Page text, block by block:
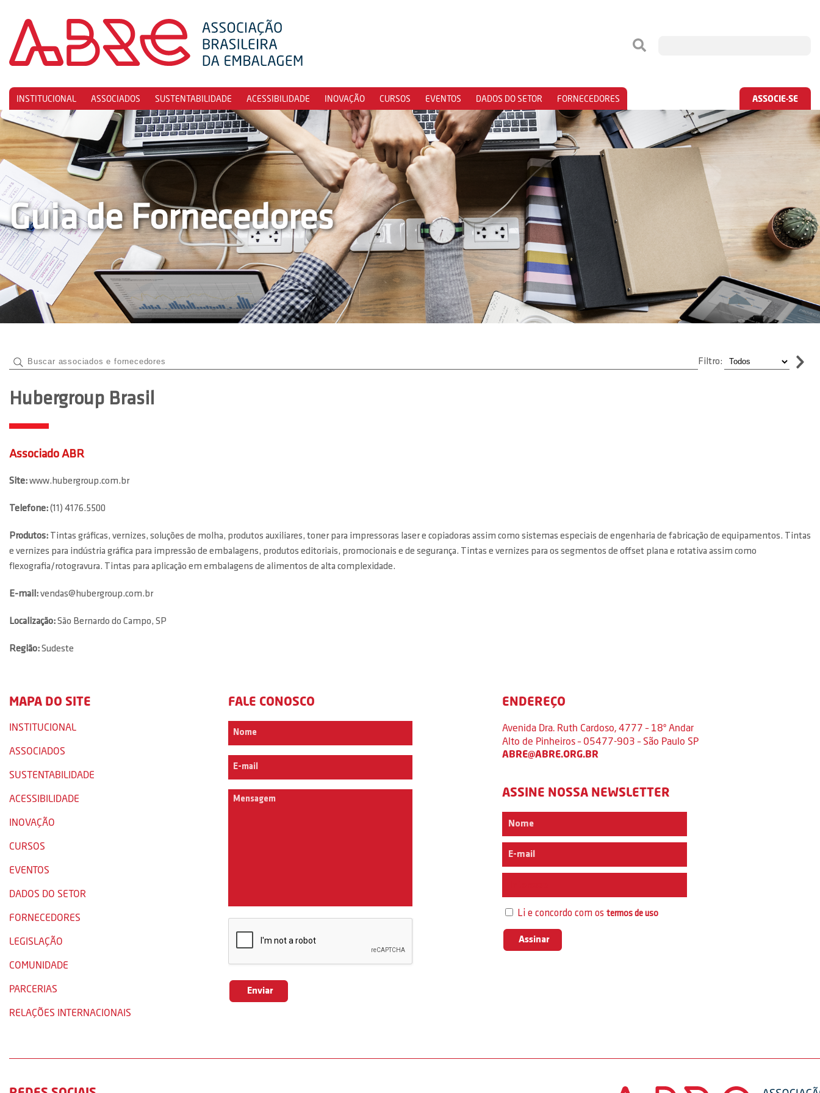
INSTITUCIONAL ASSOCIADOS SUSTENTABILIDADE ACESSIBILIDADE INOVAÇÃO CURSOS EVENTOS DADOS DO SETOR FORNECEDORES ASSOCIE-SE
Guia de Fornecedores
Filtro:
Hubergroup Brasil
Associado ABR
Site:www.hubergroup.com.br
Telefone:(11) 4176.5500
Produtos: Tintas gráficas, vernizes, soluções de molha, produtos auxiliares, toner para impressoras laser e copiadoras assim como sistemas especiais de engenharia de fabricação de equipamentos. Tintas
e vernizes para indústria gráfica para impressão de embalagens, produtos editoriais, promocionais e de segurança. Tintas e vernizes para os segmentos de offset plana e rotativa assim como
flexografia/rotogravura. Tintas para aplicação em embalagens de alimentos de alta complexidade.
E-mail:vendas@hubergroup.com.br
Localização:São Bernardo do Campo, SP
Região:Sudeste
MAPA DO SITE
INSTITUCIONAL
ASSOCIADOS
SUSTENTABILIDADE
ACESSIBILIDADE
INOVAÇÃO
CURSOS
EVENTOS
DADOS DO SETOR
FORNECEDORES
LEGISLAÇÃO
COMUNIDADE
PARCERIAS
RELAÇÕES INTERNACIONAIS
FALE CONOSCO ENDEREÇO
Avenida Dra. Ruth Cardoso, 4777 – 18º Andar
Alto de Pinheiros – 05477-903 – São Paulo SP
ABRE@ABRE.ORG.BR
ASSINE NOSSA NEWSLETTER
Li e concordo com ostermos de uso